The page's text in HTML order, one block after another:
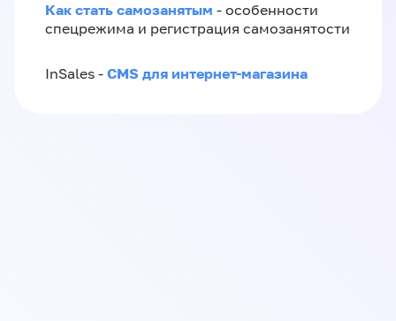
Как стать самозанятым - особенности
спецрежима и регистрация самозанятости
InSales - CMS для интернет-магазина